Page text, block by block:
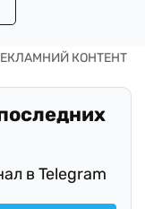
в Telegram